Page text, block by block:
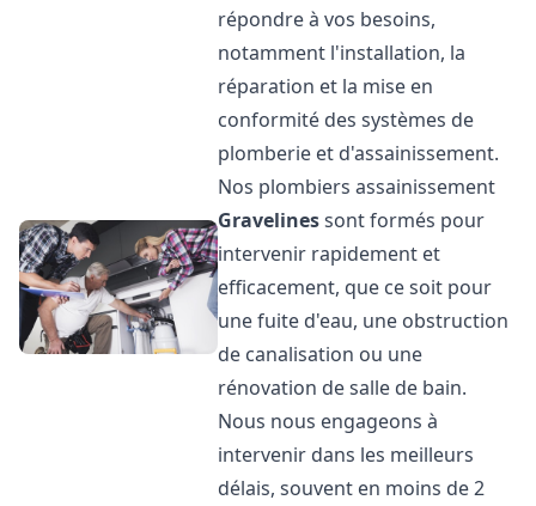
répondre à vos besoins,
notamment l'installation, la
réparation et la mise en
conformité des systèmes de
plomberie et d'assainissement.
Nos plombiers assainissement
Gravelinessont formés pour
intervenir rapidement et
efficacement, que ce soit pour
une fuite d'eau, une obstruction
de canalisation ou une
rénovation de salle de bain.
Nous nous engageons à
intervenir dans les meilleurs
délais, souvent en moins de 2